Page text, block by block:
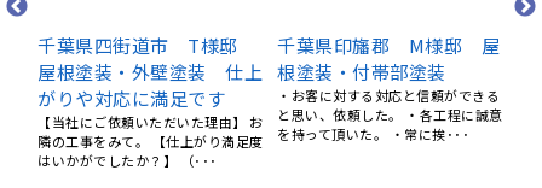
市 T様邸
壁塗装 仕上
満足です
ただいた理由】 お
【仕上がり満足度
？】 （･･･
根塗装・付帯部塗装
・お客に対する対応と信頼ができる
と思い、依頼した。 ・各工程に誠意
を持って頂いた。 ・常に挨･･･
千葉県習志野市
外壁塗装・屋根塗
（ご依頼いただいた理由
なし （仕上がりに関する
変満足 （担当スタッフや